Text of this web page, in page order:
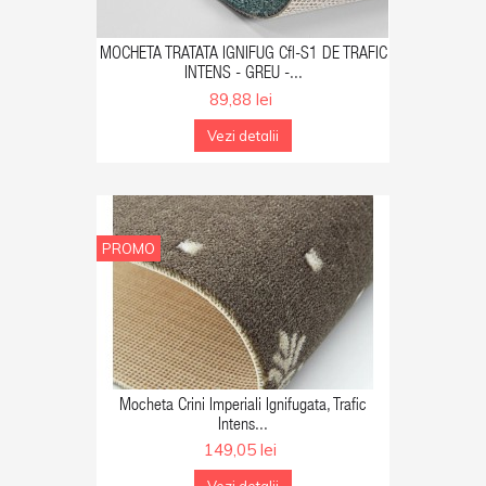
MOCHETA TRATATA IGNIFUG Cfl-S1 DE TRAFIC
INTENS - GREU -...
89,88 lei
Vezi detalii
PROMO
Mocheta Crini Imperiali Ignifugata, Trafic
Intens...
149,05 lei